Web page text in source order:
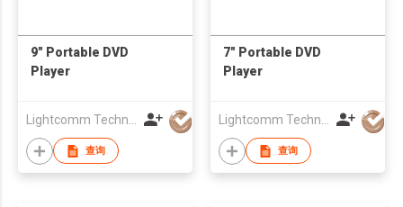
9" Portable DVD
Player
查询
7" Portable DVD
Player
查询